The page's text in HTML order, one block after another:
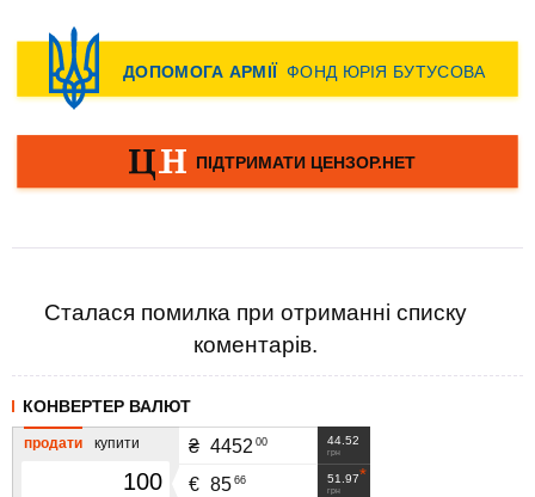
Сталася помилка при отриманні списку
коментарів.
КОНВЕРТЕР ВАЛЮТ
продати купити 44.52
грн
₴ 4452 00
51.97
грн
€ 85 66